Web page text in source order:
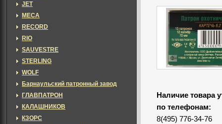
Наличие товара
по телефонам:
8(495) 776-34-76
JET
MECA
RECORD
RIO
SAUVESTRE
STERLING
WOLF
Барнаульский патронный завод
ГЛАВПАТРОН
КАЛАШНИКОВ
КЗОРС